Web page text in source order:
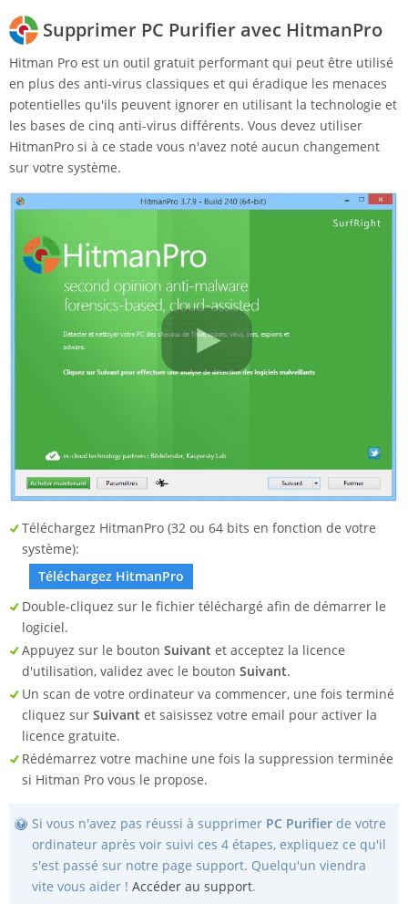
Supprimer PC Purifier avec HitmanPro
Hitman Pro est un outil gratuit performant qui peut être utilisé
en plus des anti-virus classiques et qui éradique les menaces
potentielles qu'ils peuvent ignorer en utilisant la technologie et
les bases de cinq anti-virus différents. Vous devez utiliser
HitmanPro si à ce stade vous n'avez noté aucun changement
sur votre système.
Téléchargez HitmanPro (32 ou 64 bits en fonction de votre
système):
Téléchargez HitmanPro
Double-cliquez sur le fichier téléchargé afin de démarrer le
logiciel.
Appuyez sur le bouton Suivant et acceptez la licence
d'utilisation, validez avec le bouton Suivant.
Un scan de votre ordinateur va commencer, une fois terminé
cliquez sur Suivant et saisissez votre email pour activer la
licence gratuite.
Rédémarrez votre machine une fois la suppression terminée
si Hitman Pro vous le propose.
Si vous n'avez pas réussi à supprimer PC Purifier de votre
ordinateur après voir suivi ces 4 étapes, expliquez ce qu'il
s'est passé sur notre page support. Quelqu'un viendra
vite vous aider ! Accéder au support.